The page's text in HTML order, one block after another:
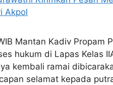
Mantan Kadiv Propam
hukum di Lapas Kelas
kembali ramai
selamat kepada